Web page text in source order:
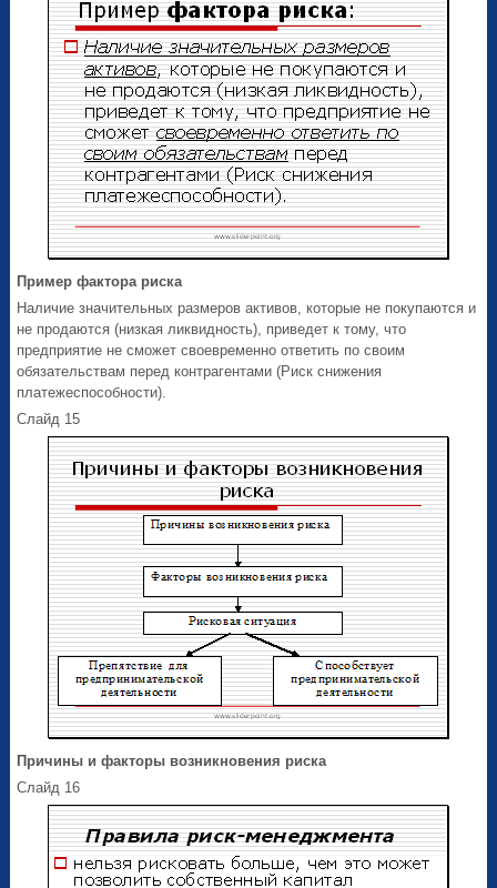
Пример фактора риска
Наличие значительных размеров активов, которые не покупаются и
не продаются (низкая ликвидность), приведет к тому, что
предприятие не сможет своевременно ответить по своим
обязательствам перед контрагентами (Риск снижения
платежеспособности).
Слайд 15
Причины и факторы возникновения риска
Слайд 16